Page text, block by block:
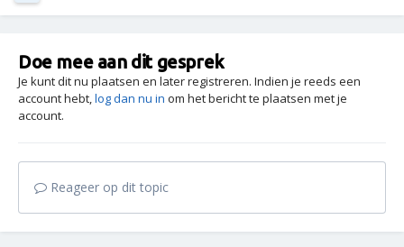
Doe mee aan dit gesprek
Je kunt dit nu plaatsen en later registreren. Indien je reeds een
account hebt,log dan nu in om het bericht te plaatsen met je
account.
Reageer op dit topic